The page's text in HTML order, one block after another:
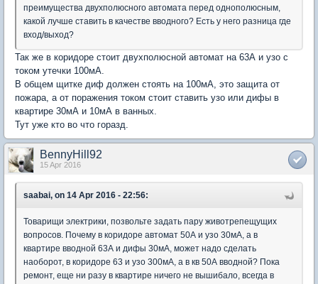
преимущества двухполюсного автомата перед однополюсным,
какой лучше ставить в качестве вводного? Есть у него разница где
вход/выход?
Так же в коридоре стоит двухполюсной автомат на 63А и узо с
током утечки 100мА.
В общем щитке диф должен стоять на 100мА, это защита от
пожара, а от поражения током стоит ставить узо или дифы в
квартире 30мА и 10мА в ванных.
Тут уже кто во что горазд.
BennyHill92
15 Apr 2016
saabai, on 14 Apr 2016 - 22:56:
Товарищи электрики, позвольте задать пару животрепещущих
вопросов. Почему в коридоре автомат 50А и узо 30мА, а в
квартире вводной 63А и дифы 30мА, может надо сделать
наоборот, в коридоре 63 и узо 300мА, а в кв 50А вводной? Пока
ремонт, еще ни разу в квартире ничего не вышибало, всегда в